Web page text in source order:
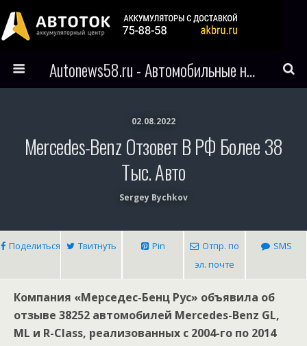
Autonews58.ru - Автомобильные новости Пензы и всего мира
02.08.2022
Mercedes-Benz Отзовет В РФ Более 38
Тыс. Авто
Sergey Bychkov
Поделиться Твитнуть Pin
Отпр. по
эл. почте
SMS
Компания «Мерседес-Бенц Рус» объявила об
отзыве 38252 автомобилей Mercedes-Benz GL,
ML и R-Class, реализованных с 2004-го по 2014